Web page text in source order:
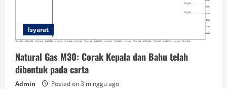
Isyarat
Natural Gas M30: Corak Kepala dan Bahu telah
dibentuk pada carta
Admin Posted on 3 minggu ago